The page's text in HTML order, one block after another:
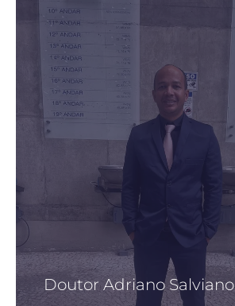
Doutor Adriano Salviano